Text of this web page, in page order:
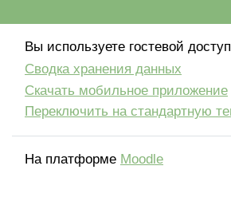
Вы используете гостевой
Сводка хранения данных
Скачать мобильное приложение
Переключить на стандартную
На платформе Moodle